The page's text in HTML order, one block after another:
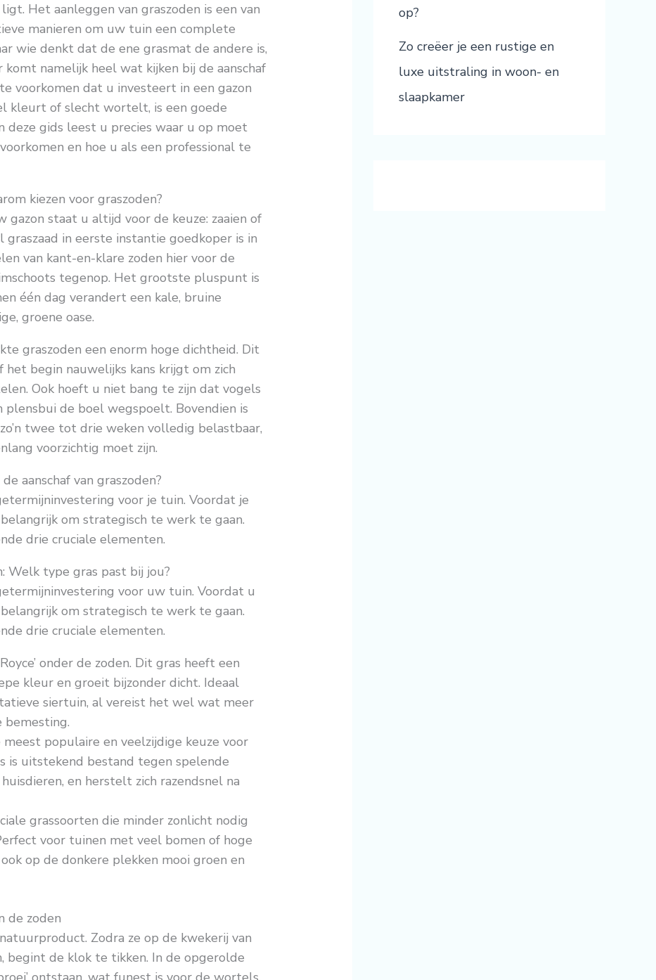
Het aanleggen van graszoden is een van
manieren om uw tuin een complete
wie denkt dat de ene grasmat de andere is,
namelijk heel wat kijken bij de aanschaf
voorkomen dat u investeert in een gazon
kleurt of slecht wortelt, is een goede
deze gids leest u precies waar u op moet
en hoe u als een professional te
kiezen voor graszoden?
gazon staat u altijd voor de keuze: zaaien of
in eerste instantie goedkoper is in
van kant-en-klare zoden hier voor de
tegenop. Het grootste pluspunt is
één dag verandert een kale, bruine
groene oase.
graszoden een enorm hoge dichtheid. Dit
begin nauwelijks kans krijgt om zich
Ook hoeft u niet bang te zijn dat vogels
de boel wegspoelt. Bovendien is
twee tot drie weken volledig belastbaar,
voorzichtig moet zijn.
aanschaf van graszoden?
voor je tuin. Voordat je
om strategisch te werk te gaan.
drie cruciale elementen.
Welk type gras past bij jou?
voor uw tuin. Voordat u
om strategisch te werk te gaan.
drie cruciale elementen.
onder de zoden. Dit gras heeft een
kleur en groeit bijzonder dicht. Ideaal
siertuin, al vereist het wel wat meer
meest populaire en veelzijdige keuze voor
is uitstekend bestand tegen spelende
en herstelt zich razendsnel na
grassoorten die minder zonlicht nodig
voor tuinen met veel bomen of hoge
op de donkere plekken mooi groen en
de zoden
Zodra ze op de kwekerij van
begint de klok te tikken. In de opgerolde
op?
Zo creëer je een rustige en
luxe uitstraling in woon- en
slaapkamer